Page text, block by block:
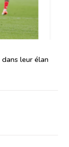
leur élan